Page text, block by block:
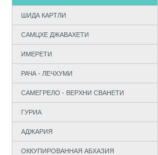
ШИДА КАРТЛИ
САМЦХЕ ДЖАВАХЕТИ
ИМЕРЕТИ
РАЧА - ЛЕЧХУМИ
САМЕГРЕЛО - ВЕРХНИ СВАНЕТИ
ГУРИА
АДЖАРИЯ
ОККУПИРОВАННАЯ АБХАЗИЯ